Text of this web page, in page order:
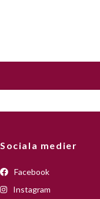
Sociala medier
Facebook
Instagram